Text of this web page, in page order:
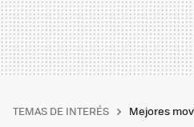
TEMAS DE INTERÉS Mejores